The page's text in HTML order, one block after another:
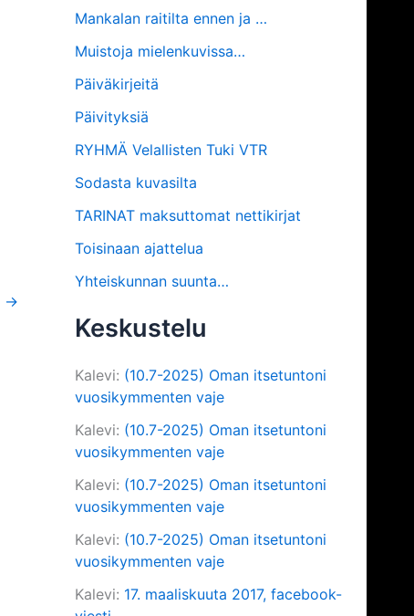
→
Mankalan raitilta ennen ja …
Muistoja mielenkuvissa…
Päiväkirjeitä
Päivityksiä
RYHMÄ Velallisten Tuki VTR
Sodasta kuvasilta
TARINAT maksuttomat nettikirjat
Toisinaan ajattelua
Yhteiskunnan suunta…
Keskustelu
Kalevi: (10.7-2025) Oman itsetuntoni
vuosikymmenten vaje
Kalevi: (10.7-2025) Oman itsetuntoni
vuosikymmenten vaje
Kalevi: (10.7-2025) Oman itsetuntoni
vuosikymmenten vaje
Kalevi: (10.7-2025) Oman itsetuntoni
vuosikymmenten vaje
Kalevi: 17. maaliskuuta 2017, facebook-